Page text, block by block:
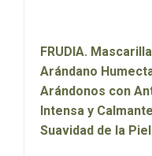
FRUDIA.
Arándano
Arándonos con
Intensa y
Suavidad de la